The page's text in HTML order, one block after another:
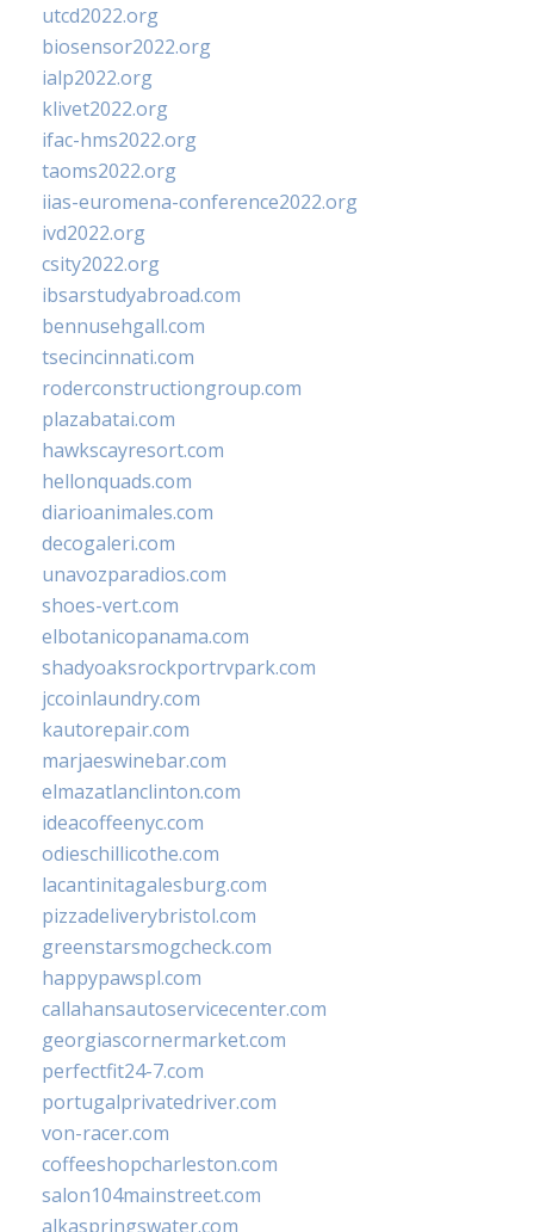
utcd2022.org
biosensor2022.org
ialp2022.org
klivet2022.org
ifac-hms2022.org
taoms2022.org
iias-euromena-conference2022.org
ivd2022.org
csity2022.org
ibsarstudyabroad.com
bennusehgall.com
tsecincinnati.com
roderconstructiongroup.com
plazabatai.com
hawkscayresort.com
hellonquads.com
diarioanimales.com
decogaleri.com
unavozparadios.com
shoes-vert.com
elbotanicopanama.com
shadyoaksrockportrvpark.com
jccoinlaundry.com
kautorepair.com
marjaeswinebar.com
elmazatlanclinton.com
ideacoffeenyc.com
odieschillicothe.com
lacantinitagalesburg.com
pizzadeliverybristol.com
greenstarsmogcheck.com
happypawspl.com
callahansautoservicecenter.com
georgiascornermarket.com
perfectfit24-7.com
portugalprivatedriver.com
von-racer.com
coffeeshopcharleston.com
salon104mainstreet.com
alkaspringswater.com